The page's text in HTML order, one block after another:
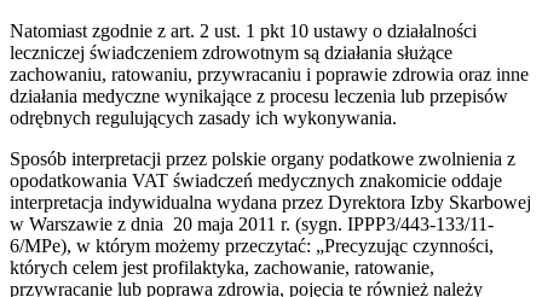
Natomiast zgodnie z art. 2 ust. 1 pkt 10 ustawy o działalności
leczniczej świadczeniem zdrowotnym są działania służące
zachowaniu, ratowaniu, przywracaniu i poprawie zdrowia oraz inne
działania medyczne wynikające z procesu leczenia lub przepisów
odrębnych regulujących zasady ich wykonywania.
Sposób interpretacji przez polskie organy podatkowe zwolnienia z
opodatkowania VAT świadczeń medycznych znakomicie oddaje
interpretacja indywidualna wydana przez Dyrektora Izby Skarbowej
w Warszawie z dnia 20 maja 2011 r. (sygn. IPPP3/443-133/11-
6/MPe), w którym możemy przeczytać: „Precyzując czynności,
których celem jest profilaktyka, zachowanie, ratowanie,
przywracanie lub poprawa zdrowia, pojęcia te również należy